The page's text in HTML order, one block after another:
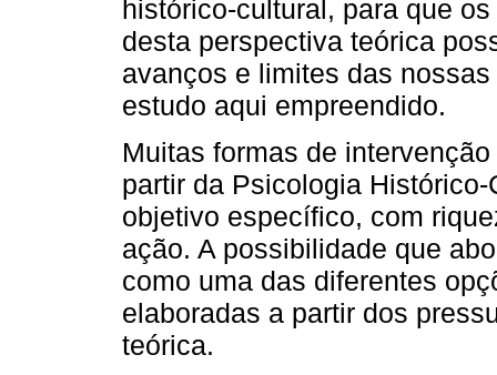
histórico-cultural, para que
desta perspectiva teórica
avanços e limites das
estudo aqui empreendido.
Muitas formas de
partir da Psicologia
objetivo específico, com
ação. A possibilidade que
como uma das diferentes
elaboradas a partir dos
teórica.